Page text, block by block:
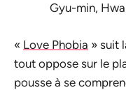
Gyu-min,
« Love Phobia » suit
tout oppose sur le
pousse à se